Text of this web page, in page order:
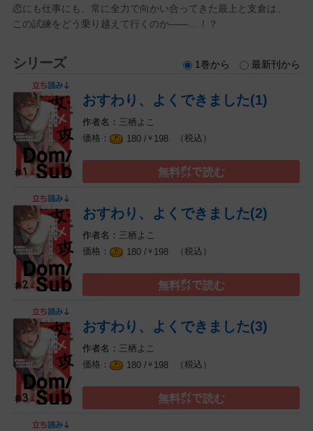
恋にも仕事にも、常に全力で向かい合ってきた最上と支倉は、
この試練をどう乗り越えて行くのか――…！？
シリーズ 1巻から 最新刊から
おすわり、よくできました(1)
三栖よこ
180 /￥ 198 （税込）
無料㌽で読む
おすわり、よくできました(2)
三栖よこ
180 /￥ 198 （税込）
無料㌽で読む
おすわり、よくできました(3)
三栖よこ
180 /￥ 198 （税込）
無料㌽で読む